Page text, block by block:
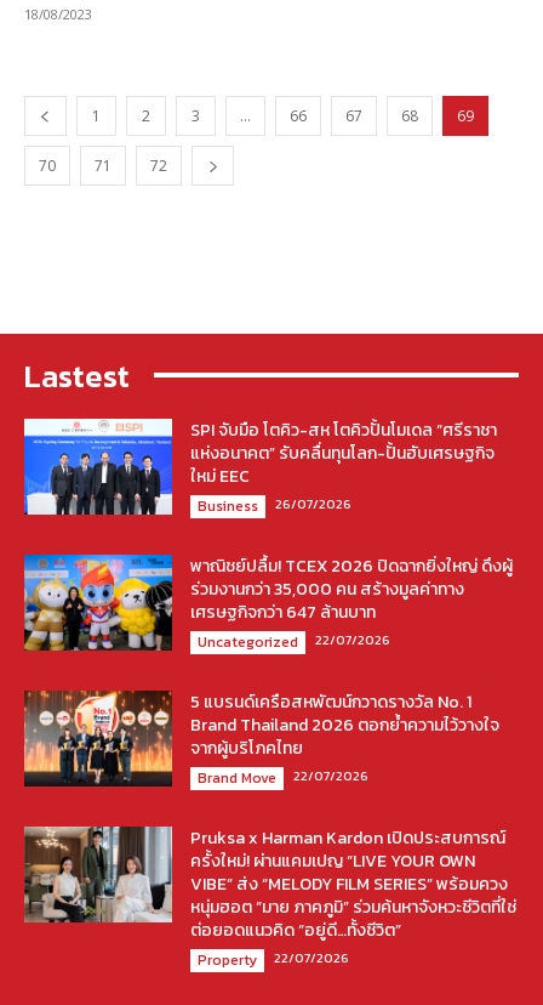
18/08/2023
1 2 3 … 66 67 68 69
70 71 72
Lastest
SPI จับมือ โตคิว-สห โตคิวปั้นโมเดล “ศรีราชา
แห่งอนาคต” รับคลื่นทุนโลก-ปั้นฮับเศรษฐกิจ
ใหม่ EEC
Business 26/07/2026
พาณิชย์ปลื้ม! TCEX 2026 ปิดฉากยิ่งใหญ่ ดึงผู้
ร่วมงานกว่า 35,000 คน สร้างมูลค่าทาง
เศรษฐกิจกว่า 647 ล้านบาท
Uncategorized 22/07/2026
5 แบรนด์เครือสหพัฒน์กวาดรางวัล No. 1
Brand Thailand 2026 ตอกย้ำความไว้วางใจ
จากผู้บริโภคไทย
Brand Move 22/07/2026
Pruksa x Harman Kardon เปิดประสบการณ์
ครั้งใหม่! ผ่านแคมเปญ “LIVE YOUR OWN
VIBE” ส่ง “MELODY FILM SERIES” พร้อมควง
หนุ่มฮอต “มาย ภาคภูมิ” ร่วมค้นหาจังหวะชีวิตที่ใช่
ต่อยอดแนวคิด “อยู่ดี…ทั้งชีวิต”
Property 22/07/2026